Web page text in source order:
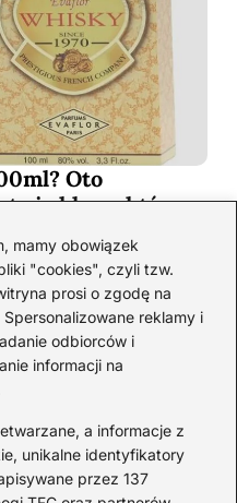
mamy obowiązek
"cookies", czyli tzw.
prosi o zgodę na
reklamy i
odbiorców i
informacji na
a informacje z
unikalne identyfikatory
przez 137
Oto
i sklepy, które